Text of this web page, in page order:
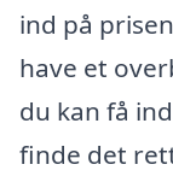
ind på
have et
du kan få
finde det